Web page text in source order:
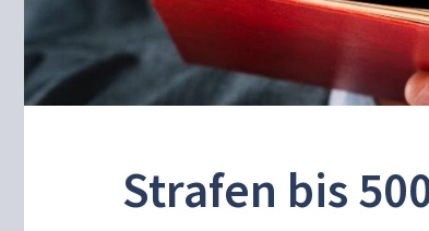
Strafen bis